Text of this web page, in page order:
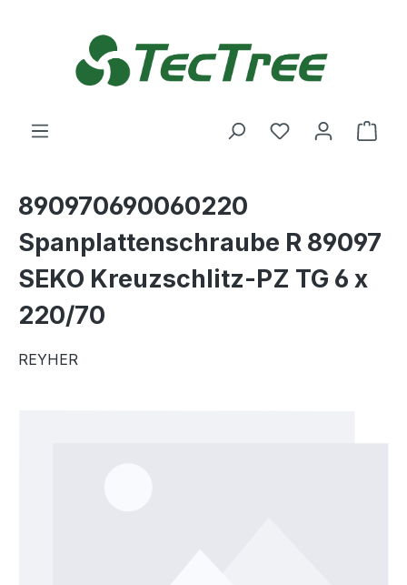
Du hast 0
890970690060220
Spanplattenschraube R 89097
SEKO Kreuzschlitz-PZ TG 6 x
220/70
REYHER